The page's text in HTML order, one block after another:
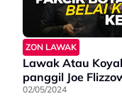
ZON LAWAK
Lawak Atau
panggil Joe
02/05/2024